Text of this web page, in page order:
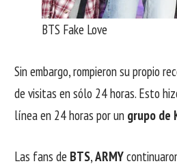
BTS Fake Love
Sin embargo, rompieron su propio
de visitas en sólo 24 horas. Esto
línea en 24 horas por un grupo de
Las fans de BTS,ARMY